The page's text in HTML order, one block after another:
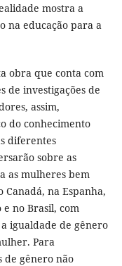
mostra a
na educação para a
obra que conta com
de investigações de
assim,
do conhecimento
diferentes
sobre as
as mulheres bem
Canadá, na Espanha,
no Brasil, com
igualdade de gênero
Para
de gênero não